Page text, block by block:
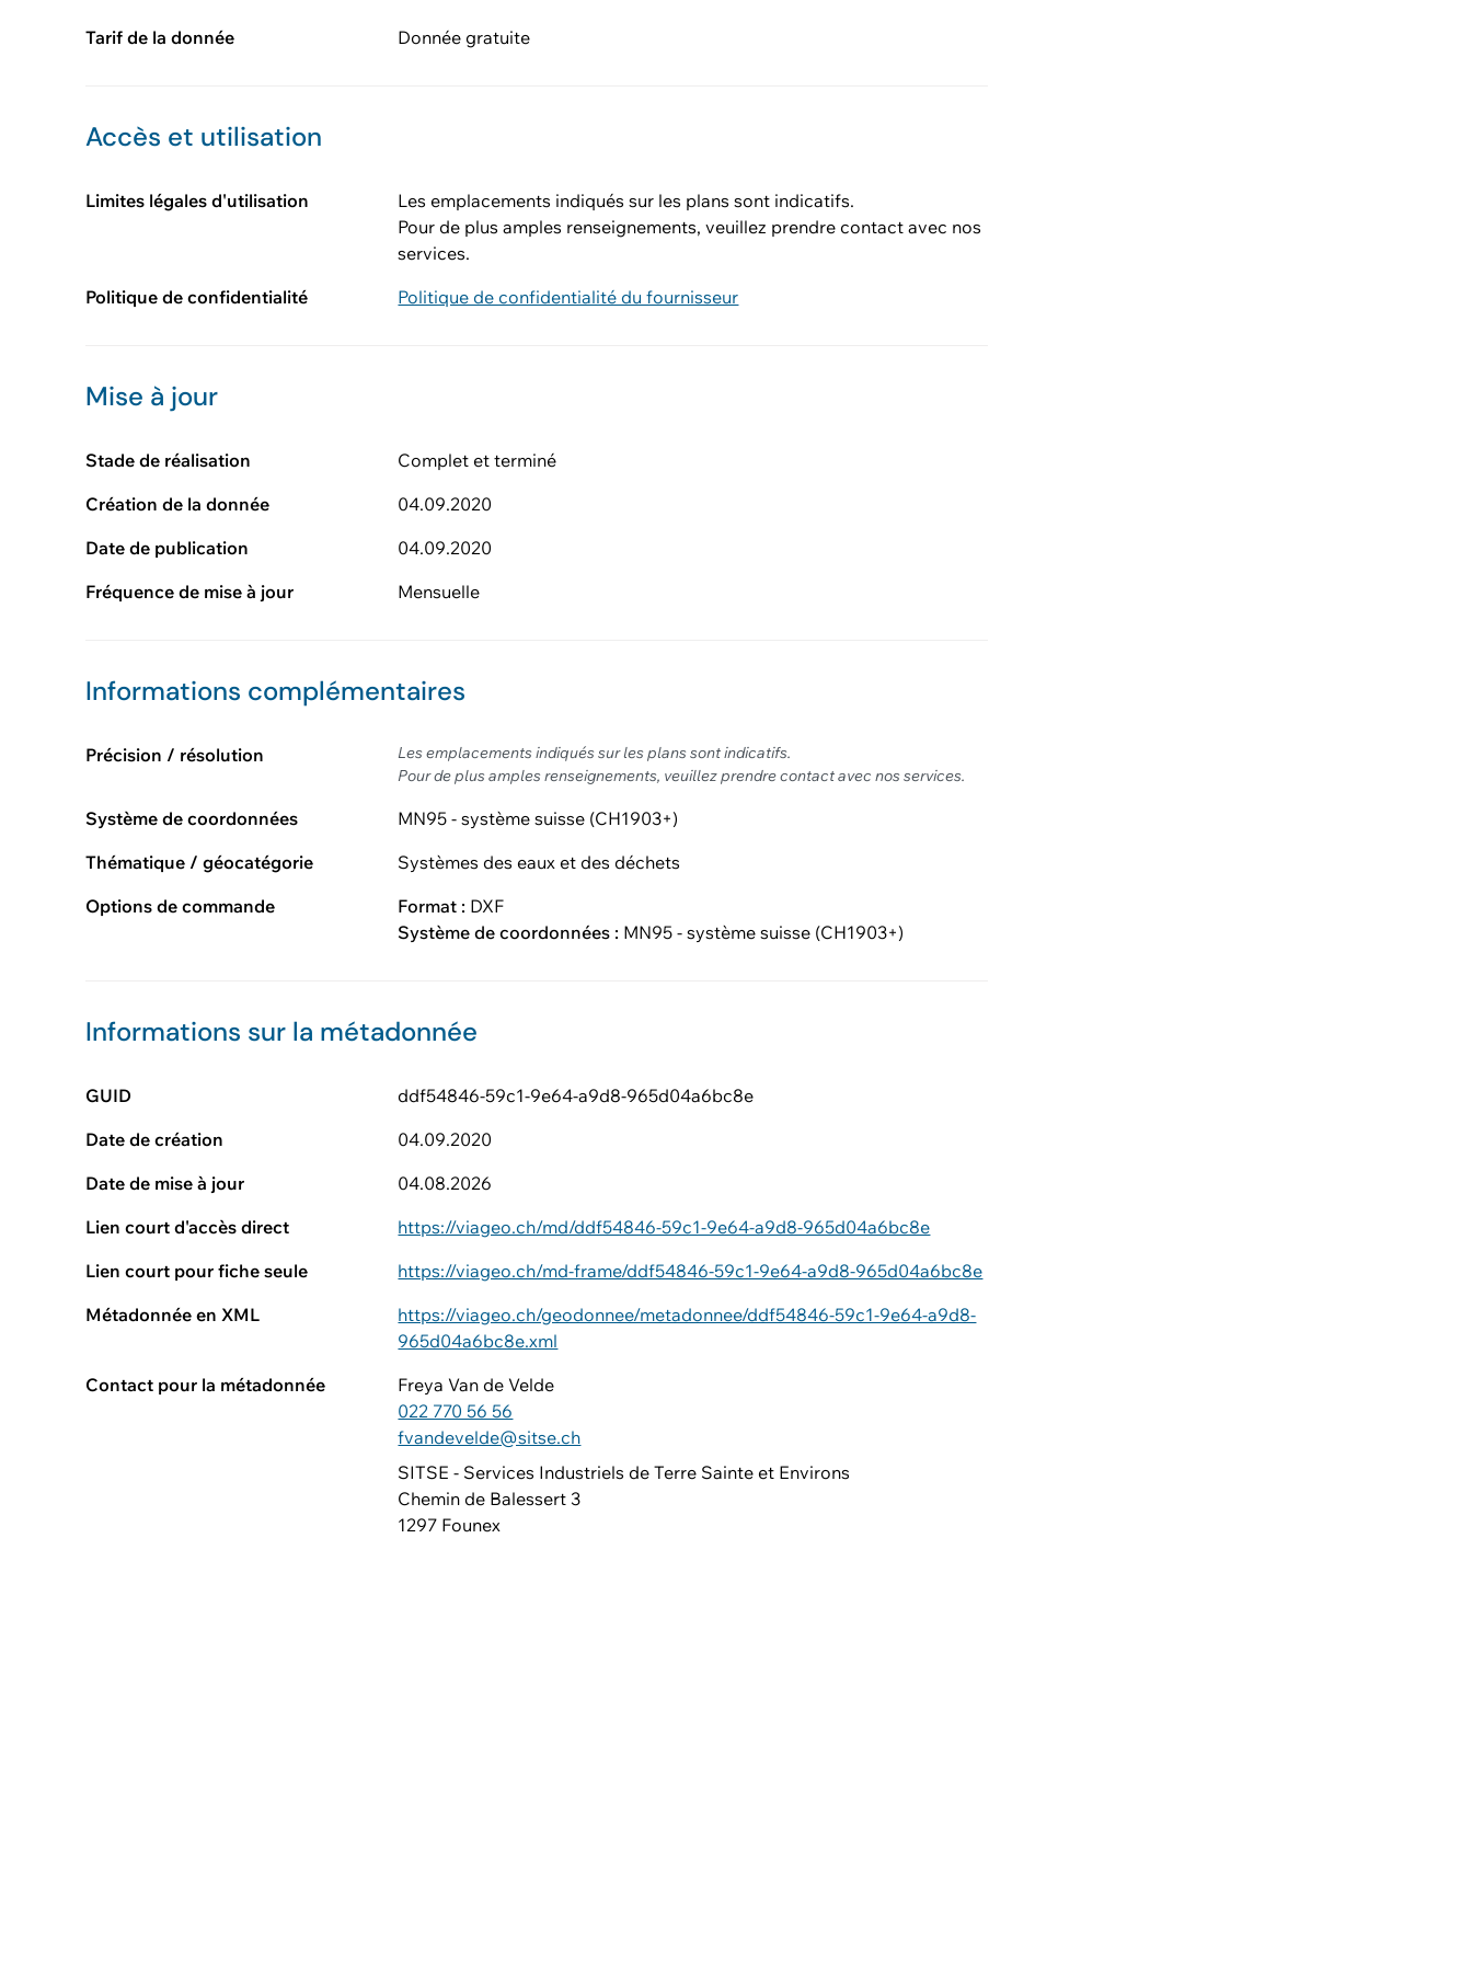
Tarif de la donnée Donnée gratuite
Accès et utilisation
Limites légales d'utilisation
Les emplacements indiqués sur les plans sont indicatifs.
Pour de plus amples renseignements, veuillez prendre contact avec nos
services.
Politique de confidentialité
Politique de confidentialité du fournisseur
Mise à jour
Stade de réalisation
Complet et terminé
Création de la donnée
04.09.2020
Date de publication
04.09.2020
Fréquence de mise à jour
Mensuelle
Informations complémentaires
Précision / résolution
Les emplacements indiqués sur les plans sont indicatifs.
Pour de plus amples renseignements, veuillez prendre contact avec nos services.
Système de coordonnées
MN95 - système suisse (CH1903+)
Thématique / géocatégorie
Systèmes des eaux et des déchets
Options de commande
Format : DXF
Système de coordonnées : MN95 - système suisse (CH1903+)
Informations sur la métadonnée
GUID
ddf54846-59c1-9e64-a9d8-965d04a6bc8e
Date de création
04.09.2020
Date de mise à jour
04.08.2026
Lien court d'accès direct
https://viageo.ch/md/ddf54846-59c1-9e64-a9d8-965d04a6bc8e
Lien court pour fiche seule
https://viageo.ch/md-frame/ddf54846-59c1-9e64-a9d8-965d04a6bc8e
Métadonnée en XML
https://viageo.ch/geodonnee/metadonnee/ddf54846-59c1-9e64-a9d8-
965d04a6bc8e.xml
Contact pour la métadonnée
Freya Van de Velde
022 770 56 56
fvandevelde@sitse.ch
SITSE - Services Industriels de Terre Sainte et Environs
Chemin de Balessert 3
1297 Founex